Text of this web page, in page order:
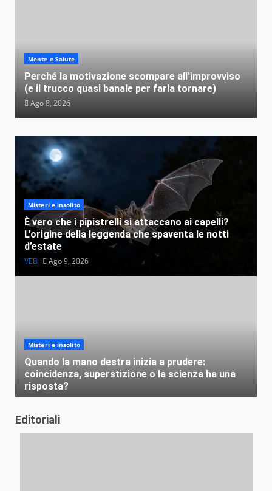
Misteri e insolito
È vero che i pipistrelli si attaccano ai capelli?
L’origine della leggenda che spaventa le notti
d’estate
VEB Ago 9, 2026
Misteri e insolito
Quando la mano destra inizia a prudere:
coincidenza, superstizione o la scienza ha una
risposta?
VEB Ago 7, 2026
Mente e Salute
Perché la motivazione scompare all’improvviso
(e il trucco quasi banale per farla tornare)
Ago 8, 2026
Editoriali